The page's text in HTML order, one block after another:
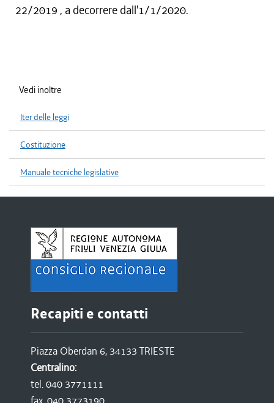
22/2019 , a decorrere dall'1/1/2020.
Vedi inoltre
Iter delle leggi
Costituzione
Manuale tecniche legislative
Recapiti e contatti
Piazza Oberdan 6, 34133 TRIESTE
Centralino:
tel. 040 3771111